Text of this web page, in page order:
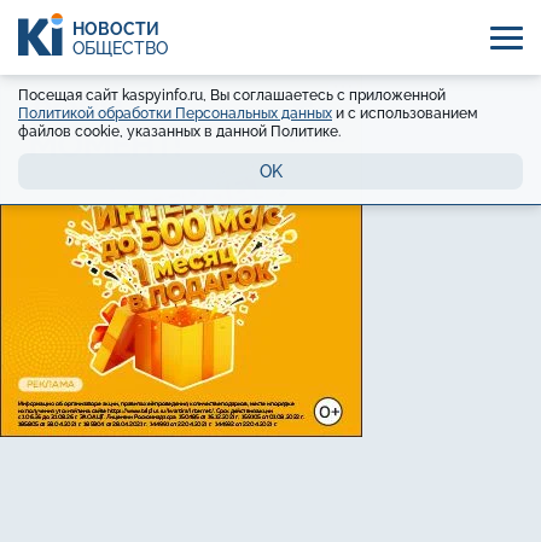
НОВОСТИ
ОБЩЕСТВО
Посещая сайт kaspyinfo.ru, Вы соглашаетесь с приложенной
Политикой обработки Персональных данных и с использованием
файлов cookie, указанных в данной Политике.
OK